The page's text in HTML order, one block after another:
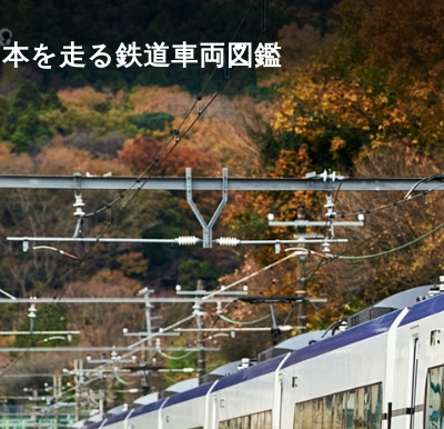
を走る鉄道車両図鑑